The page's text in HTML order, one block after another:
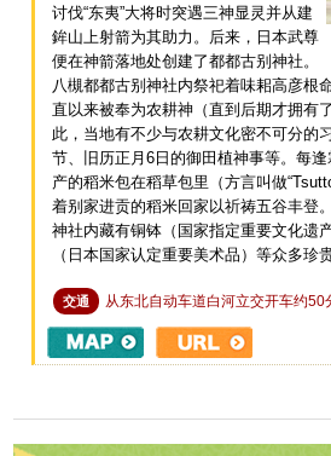
讨伐“东夷”大将时突遇三神显灵并从建
鉾山上射箭为其助力。后来，日本武尊
便在神箭落地处创建了都都古别神社。
八槻都都古别神社内祭祀着味耜高彦根
直以来被奉为农耕神（直到后期才拥有
此，当地有不少与农耕文化密不可分的
节、旧历正月6日的御田植神事等。每
产的稻米包在稻草包里（方言叫做
着别家进贡的稻米回家以祈祷五谷丰登。
神社内藏有铜钵（国家指定重要文化遗
（日本国家认定重要美术品）等众多珍
交通 从东北自动车道白河立交开车约50